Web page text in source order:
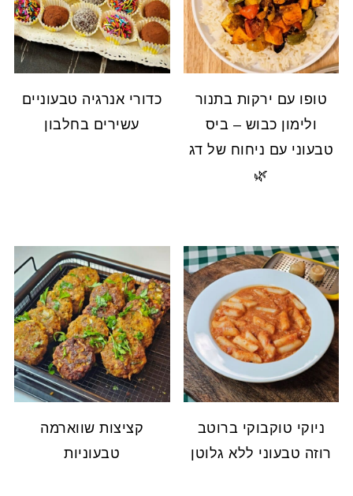
טופו עם ירקות בתנור
ולימון כבוש – ביס
טבעוני עם ניחוח של דג
🌿
כדורי אנרגיה טבעוניים
עשירים בחלבון
ניוקי טוקבוקי ברוטב
רוזה טבעוני ללא גלוטן
קציצות שווארמה
טבעוניות